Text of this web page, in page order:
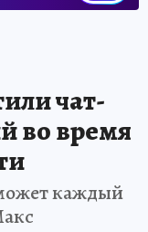
чат-
во время
каждый